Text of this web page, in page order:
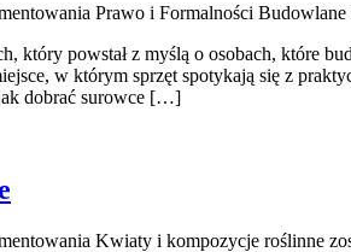
Prawo i Formalności Budowlane
który powstał z myślą o osobach, które
w którym sprzęt spotykają się z
dobrać surowce […]
Kwiaty i kompozycje roślinne